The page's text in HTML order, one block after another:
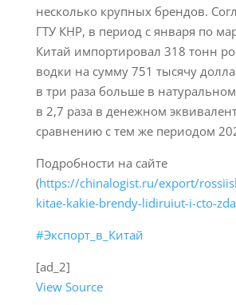
несколько крупных брендов.
ГТУ КНР, в период с января по
Китай импортировал 318 тонн
водки на сумму 751 тысячу
в три раза больше в
в 2,7 раза в денежном
сравнению с тем же периодом
Подробности на сайте
(https://chinalogist.ru/export/
kitae-kakie-brendy-lidiruiut-i-cto-
#Экспорт_в_Китай
[ad_2]
View Source